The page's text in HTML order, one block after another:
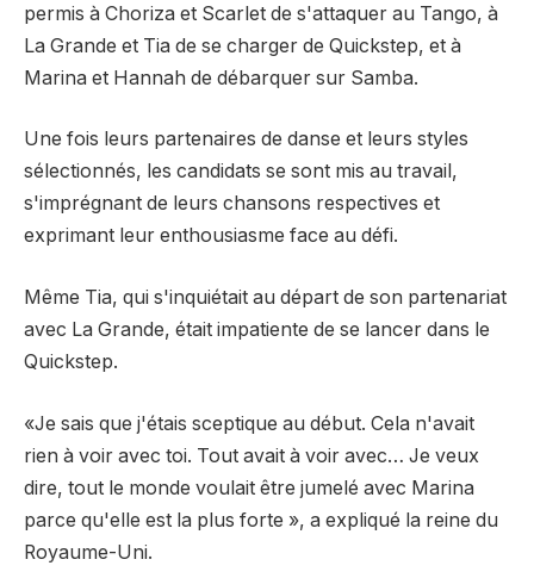
permis à Choriza et Scarlet de s'attaquer au Tango, à
La Grande et Tia de se charger de Quickstep, et à
Marina et Hannah de débarquer sur Samba.
Une fois leurs partenaires de danse et leurs styles
sélectionnés, les candidats se sont mis au travail,
s'imprégnant de leurs chansons respectives et
exprimant leur enthousiasme face au défi.
Même Tia, qui s'inquiétait au départ de son partenariat
avec La Grande, était impatiente de se lancer dans le
Quickstep.
«Je sais que j'étais sceptique au début. Cela n'avait
rien à voir avec toi. Tout avait à voir avec… Je veux
dire, tout le monde voulait être jumelé avec Marina
parce qu'elle est la plus forte », a expliqué la reine du
Royaume-Uni.